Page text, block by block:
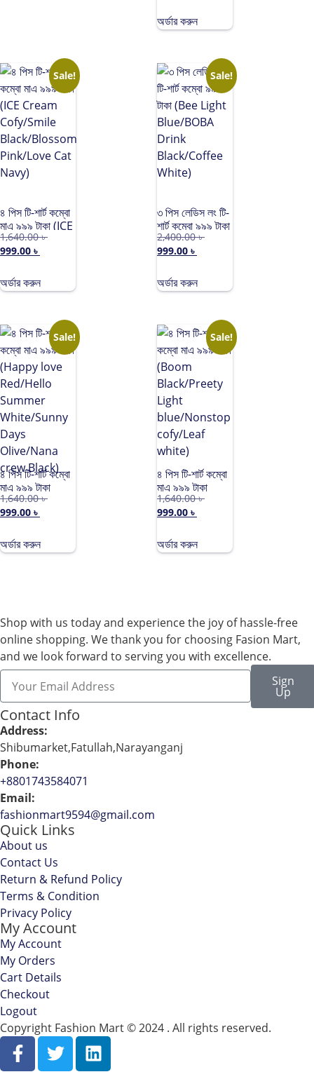
them
white/Cheery
অর্ডার করুন
Sale!
৪ পিস টি-শার্ট কম্বো
মাএ ৯৯৯ টাকা (ICE
Cream
Cofy/Smile
Pink/Love Cat
Navy)
1,640.00৳
999.00 ৳
অর্ডার করুন
Sale!
৩ পিস লেডিস লং টি-
শার্ট কম্বো ৯৯৯ টাকা
(Bee Light
Blue/BOBA
Black/Coffee
White)
2,400.00৳
999.00 ৳
অর্ডার করুন
Sale!
৪ পিস টি-শার্ট কম্বো
মাএ ৯৯৯ টাকা
(Happy love
Red/Hello
White/Sunny
Days
1,640.00৳
999.00 ৳
অর্ডার করুন
Sale!
৪ পিস টি-শার্ট কম্বো
মাএ ৯৯৯ টাকা
(Boom
Black/Preety
blue/Nonstop
cofy/Leaf
1,640.00৳
999.00 ৳
অর্ডার করুন
Shop with us today and experience the joy of hassle-free
online shopping. We thank you for choosing Fasion Mart,
and we look forward to serving you with excellence.
Sign
Up
Contact Info
Address:
Shibumarket,Fatullah,Narayanganj
Phone:
+8801743584071
Email:
fashionmart9594@gmail.com
Quick Links
About us
Contact Us
Return & Refund Policy
Terms & Condition
Privacy Policy
My Account
My Account
My Orders
Cart Details
Checkout
Logout
Copyright Fashion Mart © 2024 . All rights reserved.